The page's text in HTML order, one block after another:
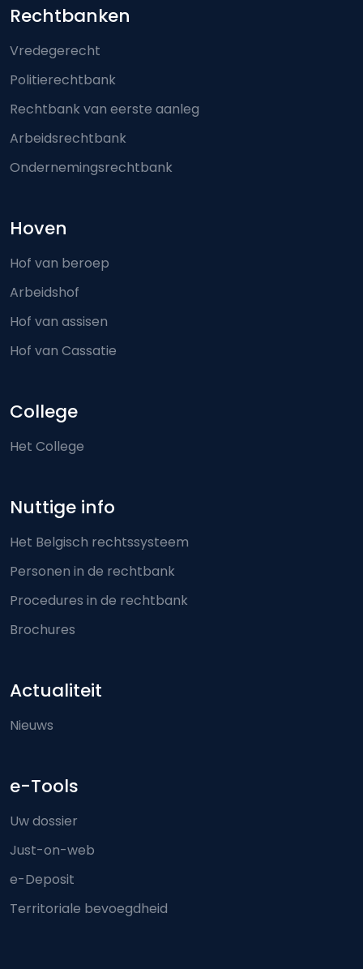
Footer-menu
Rechtbanken
Vredegerecht
Politierechtbank
Rechtbank van eerste aanleg
Arbeidsrechtbank
Ondernemingsrechtbank
Hoven
Hof van beroep
Arbeidshof
Hof van assisen
Hof van Cassatie
College
Het College
Nuttige info
Het Belgisch rechtssysteem
Personen in de rechtbank
Procedures in de rechtbank
Brochures
Actualiteit
Nieuws
e-Tools
Uw dossier
Just-on-web
e-Deposit
Territoriale bevoegdheid